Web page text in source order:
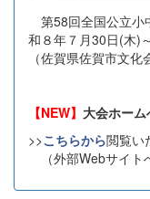
第58回全国公立小
和８年７月30日(木)
（佐賀県佐賀市文化
【NEW】 大会ホーム
>>こちらから閲覧い
（外部Webサイト